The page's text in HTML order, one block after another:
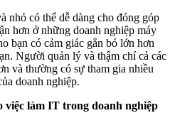
nhỏ có thể dễ dàng cho đóng góp
hơn ở những doanh nghiệp máy
bạn có cảm giác gắn bó lớn hơn
Người quản lý và thậm chí cả các
và thường có sự tham gia nhiều
doanh nghiệp.
việc làm IT trong doanh nghiệp